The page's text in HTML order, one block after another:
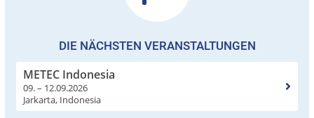
DIE NÄCHSTEN VERANSTALTUNGEN
METEC Indonesia
09. – 12.09.2026
Jarkarta, Indonesia